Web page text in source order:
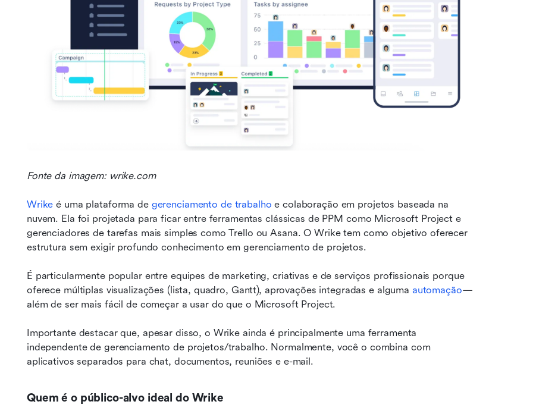
Fonte da imagem: wrike.com
Wrike é uma plataforma de gerenciamento de trabalho e colaboração em projetos baseada na
nuvem. Ela foi projetada para ficar entre ferramentas clássicas de PPM como Microsoft Project e
gerenciadores de tarefas mais simples como Trello ou Asana. O Wrike tem como objetivo oferecer
estrutura sem exigir profundo conhecimento em gerenciamento de projetos.
É particularmente popular entre equipes de marketing, criativas e de serviços profissionais porque
oferece múltiplas visualizações (lista, quadro, Gantt), aprovações integradas e alguma automação—
além de ser mais fácil de começar a usar do que o Microsoft Project.
Importante destacar que, apesar disso, o Wrike ainda é principalmente uma ferramenta
independente de gerenciamento de projetos/trabalho. Normalmente, você o combina com
aplicativos separados para chat, documentos, reuniões e e-mail.
Quem é o público-alvo ideal do Wrike